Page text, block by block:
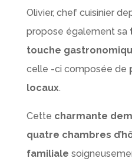
Olivier, chef cuisinier
propose également sa
touche
celle -ci composée de
locaux.
Cette charmante
quatre chambres
familiale